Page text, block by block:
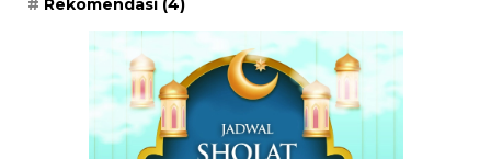
Rekomendasi (4)